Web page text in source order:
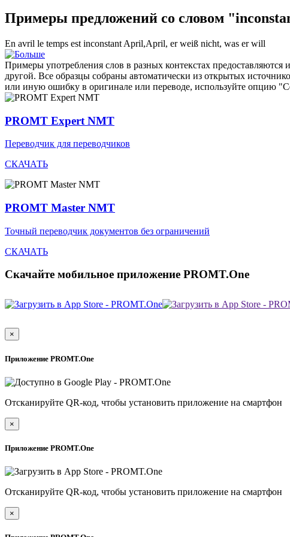
Примеры предложений со словом
En avril le temps est inconstant April,April, er weiß nicht, was er will
Примеры употребления слов в разных контекстах предоставляются
другой. Все образцы собраны автоматически из открытых
или иную ошибку в оригинале или переводе, используйте опцию
PROMT Expert NMT
Переводчик для переводчиков
СКАЧАТЬ
PROMT Master NMT
Точный переводчик документов без ограничений
СКАЧАТЬ
Скачайте мобильное приложение PROMT.One
×
Приложение PROMT.One
Отсканируйте QR-код, чтобы установить приложение на смартфон
×
Приложение PROMT.One
Отсканируйте QR-код, чтобы установить приложение на смартфон
×